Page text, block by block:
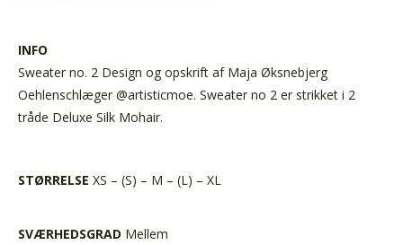
INFO
Sweater no. 2 Design og opskrift af Maja Øksnebjerg
Oehlenschlæger @artisticmoe. Sweater no 2 er strikket i 2
tråde Deluxe Silk Mohair.
STØRRELSE XS – (S) – M – (L) – XL
SVÆRHEDSGRAD Mellem